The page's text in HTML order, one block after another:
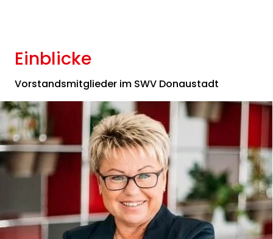
Einblicke
Vorstandsmitglieder im SWV Donaustadt